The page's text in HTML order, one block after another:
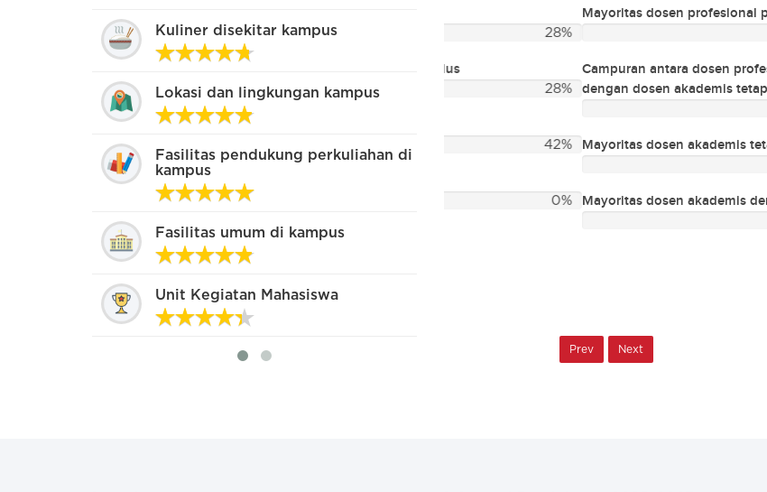
Kuliner disekitar kampus
Lokasi dan lingkungan kampus
Fasilitas pendukung perkuliahan di
kampus
Fasilitas umum di kampus
Unit Kegiatan Mahasiswa
Kualitas akademis
Kualitas pengajar
Layanan konseling pendidikan dan
Rata-rata serius
Kompetitif banget
Mayoritas dosen profesional paruh waktu
Campuran antara dosen profesional paruh waktu
dengan dosen akademis tetap
Mayoritas dosen akademis tetap
Mayoritas dosen akademis dengan gelar S2 dan S3
Prev Next